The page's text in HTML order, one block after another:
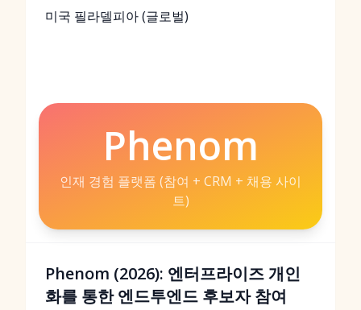
미국 필라델피아 (글로벌)
Phenom
인재 경험 플랫폼 (참여 + CRM + 채용 사이
트)
Phenom (2026): 엔터프라이즈 개인
화를 통한 엔드투엔드 후보자 참여